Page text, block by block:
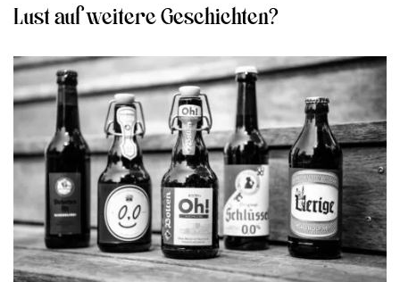
Lust auf weitere Geschichten?